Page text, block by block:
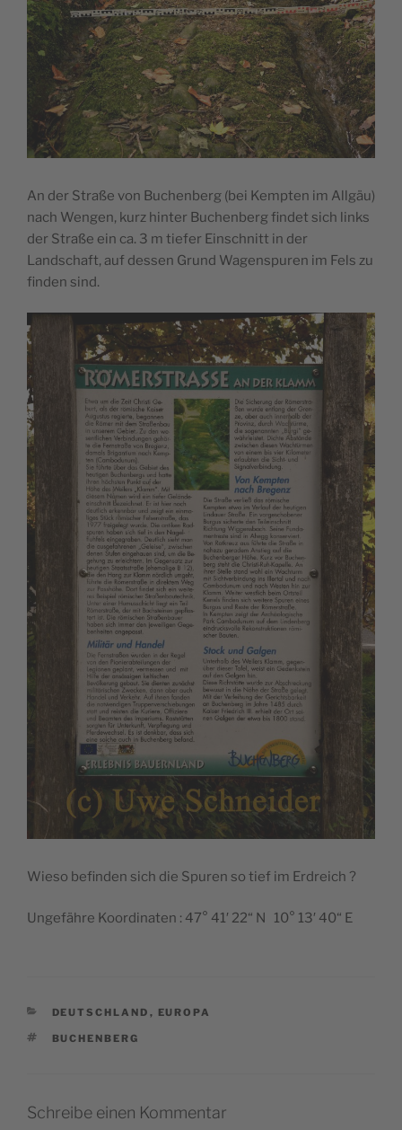
An der Straße von Buchenberg (bei Kempten im Allgäu)
nach Wengen, kurz hinter Buchenberg findet sich links
der Straße ein ca. 3 m tiefer Einschnitt in der
Landschaft, auf dessen Grund Wagenspuren im Fels zu
finden sind.
Wieso befinden sich die Spuren so tief im Erdreich ?
Ungefähre Koordinaten : 47° 41′ 22“ N 10° 13′ 40“ E
KATEGORIEN
DEUTSCHLAND , EUROPA
SCHLAGWÖRTER
BUCHENBERG
Schreibe einen Kommentar